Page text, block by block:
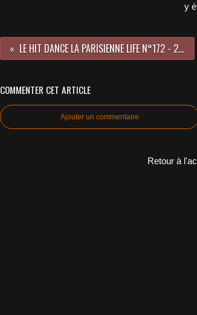
y
LE HIT DANCE LA PARISIENNE LIFE N°172 - 28 JUIN 2019
COMMENTER CET ARTICLE
Ajouter un commentaire
Retour à